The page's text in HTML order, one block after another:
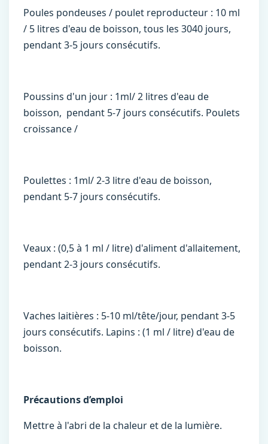
Poules pondeuses / poulet reproducteur : 10 ml
/ 5 litres d'eau de boisson, tous les 3040 jours,
pendant 3-5 jours consécutifs.
Poussins d'un jour : 1ml/ 2 litres d'eau de
boisson, pendant 5-7 jours consécutifs. Poulets
croissance /
Poulettes : 1ml/ 2-3 litre d'eau de boisson,
pendant 5-7 jours consécutifs.
Veaux : (0,5 à 1 ml / litre) d'aliment d'allaitement,
pendant 2-3 jours consécutifs.
Vaches laitières : 5-10 ml/tête/jour, pendant 3-5
jours consécutifs. Lapins : (1 ml / litre) d'eau de
boisson.
Précautions d’emploi
Mettre à l'abri de la chaleur et de la lumière.